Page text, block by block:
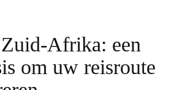
Afrika: een
om uw reisroute